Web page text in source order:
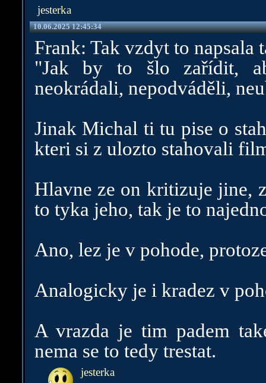
jesterka
10.06.2025 12:45:34
Frank: Tak vzdyt to napsala
"Jak by to šlo zařídit,
neokrádali, nepodváděli,
Jinak Michal ti tu pise o
kteri si z ulozto stahovali
Hlavne ze on kritizuje jine,
to tyka jeho, tak je to
Ano, lez je v pohode,
Analogicky je i kradez v
A vrazda je tim padem
nema se to tedy trestat.
jesterka